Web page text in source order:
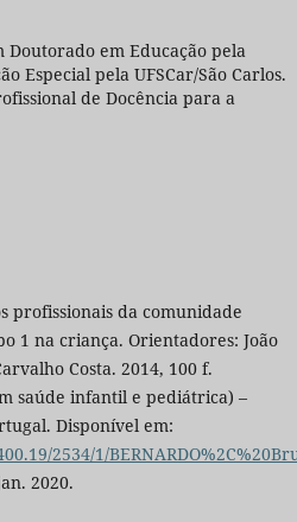
Doutorado em Educação pela
Especial pela UFSCar/São Carlos.
de Docência para a
profissionais da comunidade
1 na criança. Orientadores: João
Costa. 2014, 100 f.
saúde infantil e pediátrica) –
Disponível em:
2534/1/
2020.